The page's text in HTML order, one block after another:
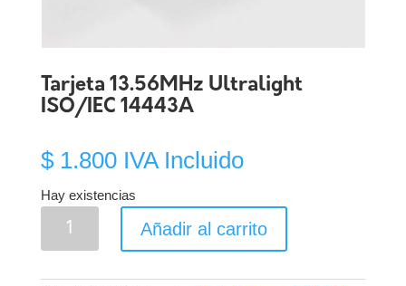
Tarjeta 13.56MHz Ultralight
ISO/IEC 14443A
$1.800 IVA Incluido
Hay existencias
Tarjeta
Añadir al carrito